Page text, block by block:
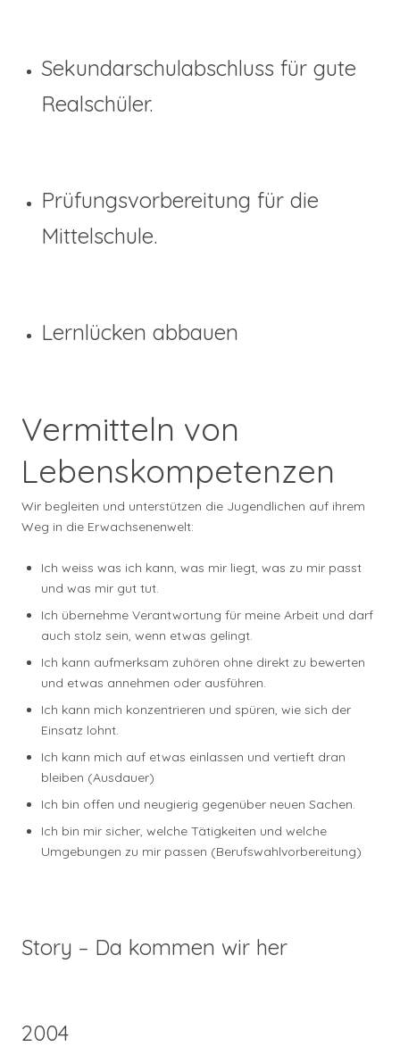
Sekundarschulabschluss für gute
Realschüler.
Prüfungsvorbereitung für die
Mittelschule.
Lernlücken abbauen
Vermitteln von
Lebenskompetenzen
Wir begleiten und unterstützen die Jugendlichen auf ihrem
Weg in die Erwachsenenwelt:
Ich weiss was ich kann, was mir liegt, was zu mir passt
und was mir gut tut.
Ich übernehme Verantwortung für meine Arbeit und darf
auch stolz sein, wenn etwas gelingt.
Ich kann aufmerksam zuhören ohne direkt zu bewerten
und etwas annehmen oder ausführen.
Ich kann mich konzentrieren und spüren, wie sich der
Einsatz lohnt.
Ich kann mich auf etwas einlassen und vertieft dran
bleiben (Ausdauer)
Ich bin offen und neugierig gegenüber neuen Sachen.
Ich bin mir sicher, welche Tätigkeiten und welche
Umgebungen zu mir passen (Berufswahlvorbereitung)
Story – Da kommen wir her
2004